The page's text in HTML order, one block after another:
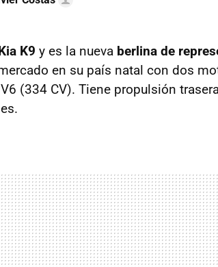
K9 y es la nueva berlina de
en su país natal con dos
(334 CV). Tiene propulsión